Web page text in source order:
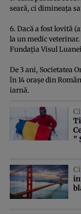
seară, ci dimineaţa
6. Dacă a fost lovită
la un medic
Fundaţia Visul
De 3 ani, Societatea
în 14 oraşe din
iarnă.
”